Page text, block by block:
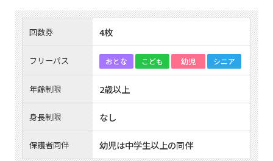
回数券 4枚
フリーパス おとな こども 幼児 シニア
年齢制限 2歳以上
身長制限 なし
保護者同伴 幼児は中学生以上の同伴